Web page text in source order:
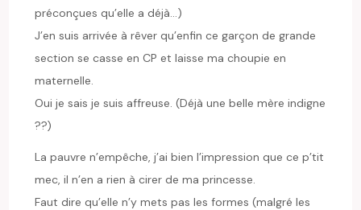
préconçues qu’elle a déjà…)
J’en suis arrivée à rêver qu’enfin ce garçon de grande
section se casse en CP et laisse ma choupie en
maternelle.
Oui je sais je suis affreuse. (Déjà une belle mère indigne
??)
La pauvre n’empêche, j’ai bien l’impression que ce p’tit
mec, il n’en a rien à cirer de ma princesse.
Faut dire qu’elle n’y mets pas les formes (malgré les